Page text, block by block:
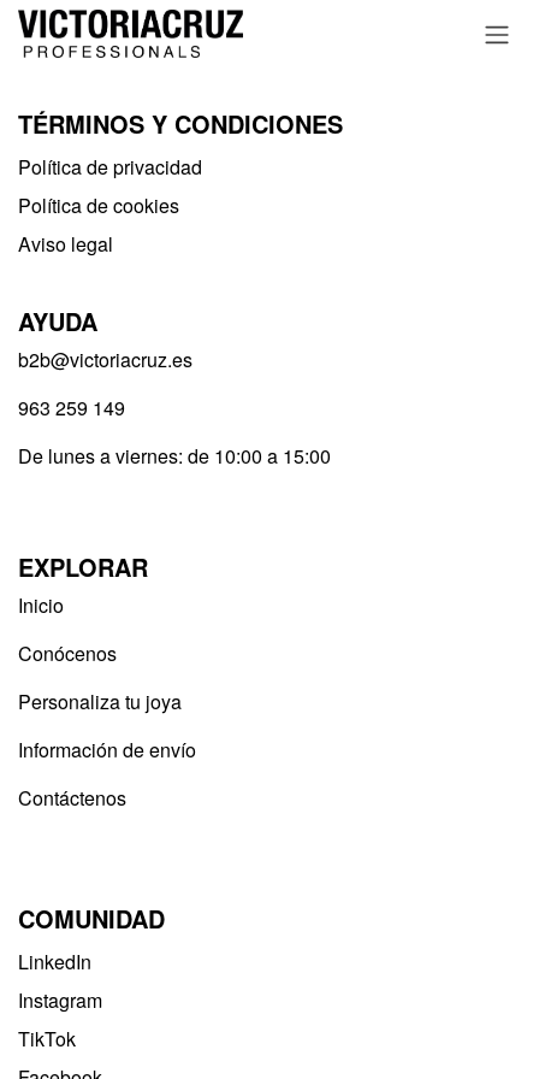
Ir al contenido
TÉRMINOS Y CONDICIONES
Política de privacidad​
Política de cookies
Aviso legal
AYUDA
b2b@victoriacruz.es
963 259 149
De lunes a viernes: de 10:00 a 15:00
EXPLORAR
Inicio
Conócenos
Personaliza tu joya
Información de envío
Contáctenos
COMUNIDAD
LinkedIn
Instagram
TikTok